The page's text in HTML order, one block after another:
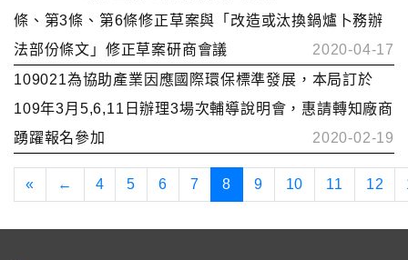
條、第3條、第6條修正草案與「改造或汰換鍋爐卜務辦
法部份條文」修正草案研商會議
2020-04-17
109021為協助產業因應國際環保標準發展，本局訂於
109年3月5,6,11日辦理3場次輔導說明會，惠請轉知廠商
踴躍報名參加
2020-02-19
« ← 4 5 6 7 8 9 10 11 12